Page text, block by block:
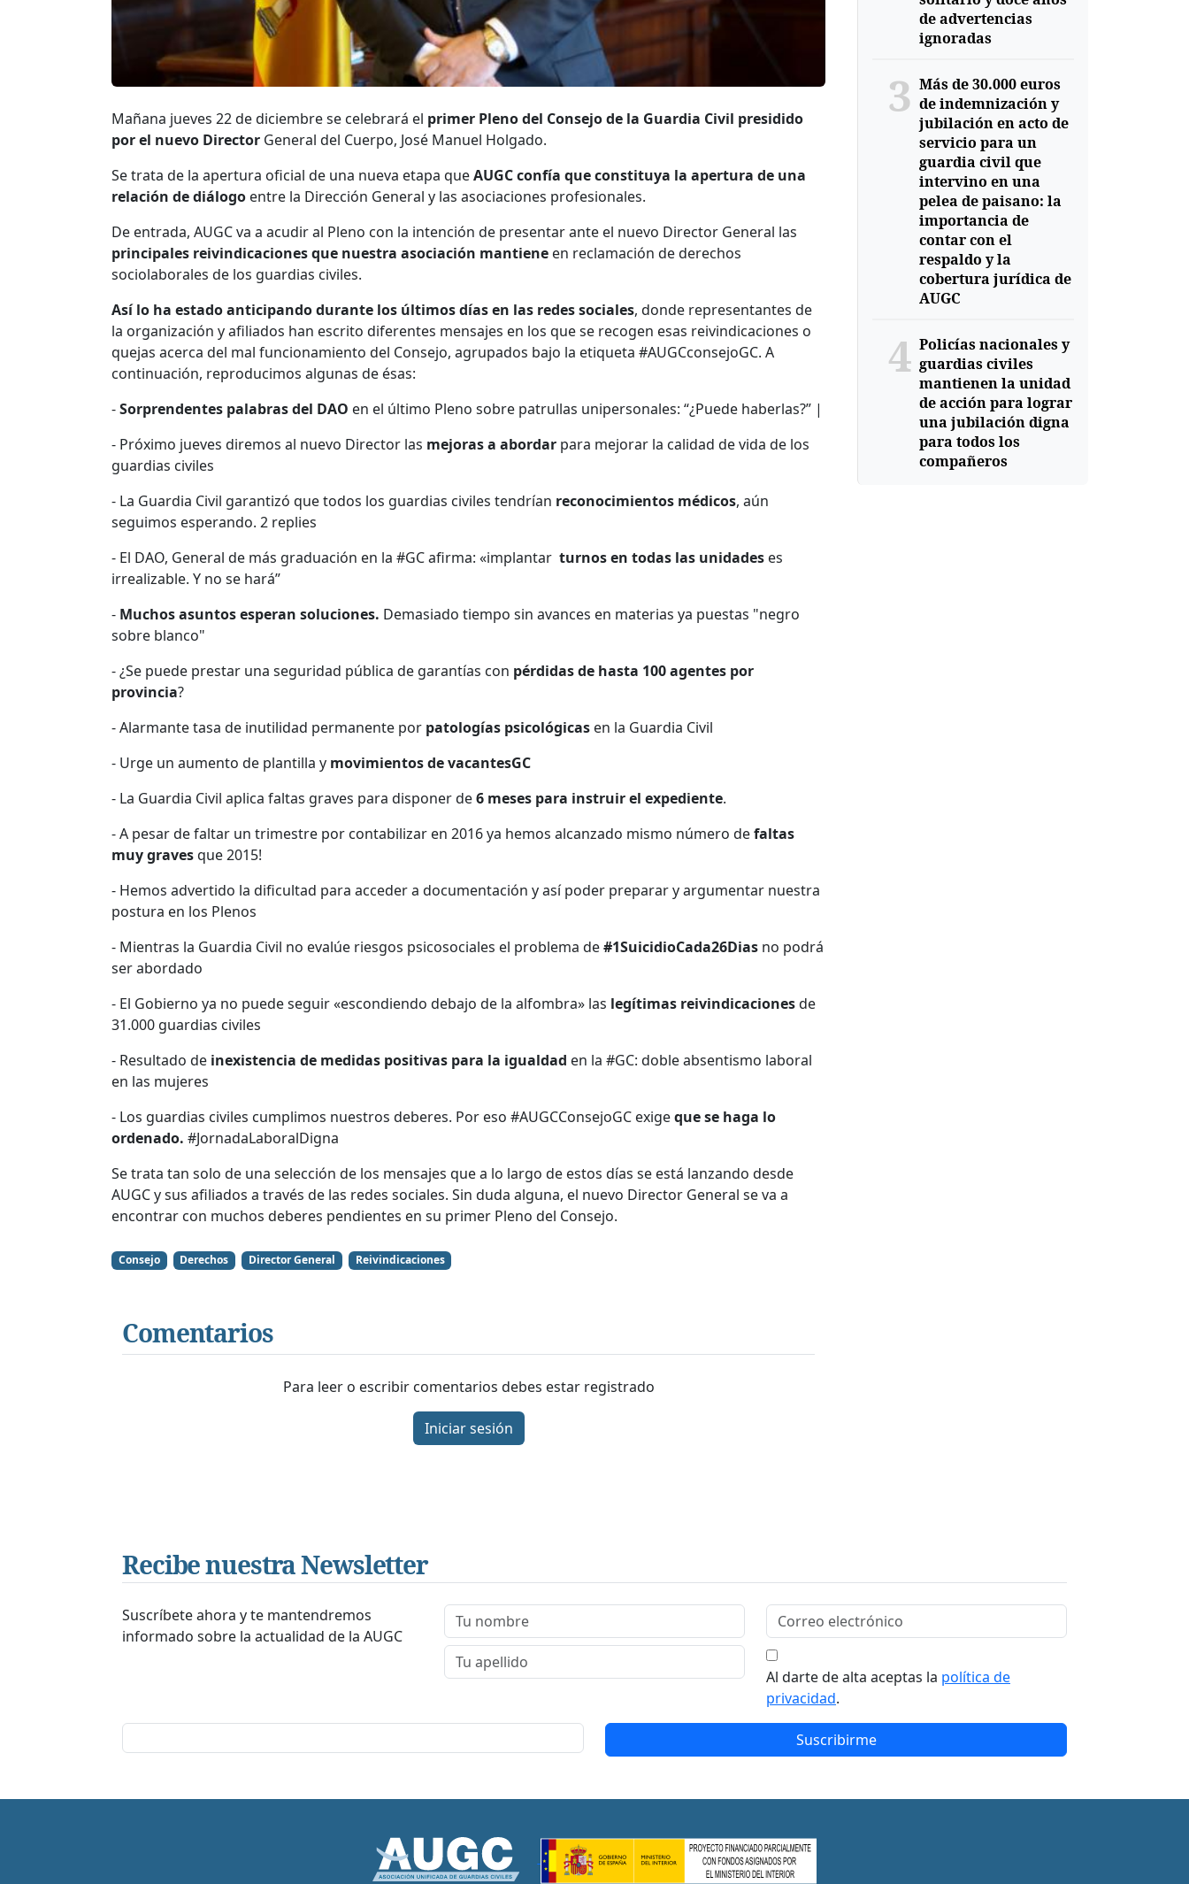
Mañana jueves 22 de diciembre se celebrará el primer Pleno del Consejo de la Guardia Civil presidido
por el nuevo Director General del Cuerpo, José Manuel Holgado.
Se trata de la apertura oficial de una nueva etapa queAUGC confía que constituya la apertura de una
relación de diálogo entre la Dirección General y las asociaciones profesionales.
De entrada, AUGC va a acudir al Pleno con la intención de presentar ante el nuevo Director General las
principales reivindicaciones que nuestra asociación mantiene en reclamación de derechos
sociolaborales de los guardias civiles.
Así lo ha estado anticipando durante los últimos días en las redes sociales, donde representantes de
la organización y afiliados han escrito diferentes mensajes en los que se recogen esas reivindicaciones o
quejas acerca del mal funcionamiento del Consejo, agrupados bajo la etiqueta #AUGCconsejoGC. A
continuación, reproducimos algunas de ésas:
-Sorprendentes palabras del DAO en el último Pleno sobre patrullas unipersonales: “¿Puede haberlas?” |
- Próximo jueves diremos al nuevo Director las mejoras a abordar para mejorar la calidad de vida de los
guardias civiles
- La Guardia Civil garantizó que todos los guardias civiles tendrían reconocimientos médicos, aún
seguimos esperando. 2 replies
- El DAO, General de más graduación en la #GC afirma: «implantar turnos en todas las unidades es
irrealizable. Y no se hará”
- Muchos asuntos esperan soluciones. Demasiado tiempo sin avances en materias ya puestas "negro
sobre blanco"
- ¿Se puede prestar una seguridad pública de garantías con pérdidas de hasta 100 agentes por
provincia?
- Alarmante tasa de inutilidad permanente por patologías psicológicas en la Guardia Civil
- Urge un aumento de plantilla y movimientos de vacantesGC
- La Guardia Civil aplica faltas graves para disponer de6 meses para instruir el expediente.
- A pesar de faltar un trimestre por contabilizar en 2016 ya hemos alcanzado mismo número defaltas
muy gravesque 2015!
- Hemos advertido la dificultad para acceder a documentación y así poder preparar y argumentar nuestra
postura en los Plenos
- Mientras la Guardia Civil no evalúe riesgos psicosociales el problema de#1SuicidioCada26Dias no podrá
ser abordado
- El Gobierno ya no puede seguir «escondiendo debajo de la alfombra» las legítimas reivindicacionesde
31.000 guardias civiles
- Resultado de inexistencia de medidas positivas para la igualdad en la #GC: doble absentismo laboral
en las mujeres
- Los guardias civiles cumplimos nuestros deberes. Por eso #AUGCConsejoGC exigeque se haga lo
ordenado. #JornadaLaboralDigna
Se trata tan solo de una selección de los mensajes que a lo largo de estos días se está lanzando desde
AUGC y sus afiliados a través de las redes sociales. Sin duda alguna, el nuevo Director General se va a
encontrar con muchos deberes pendientes en su primer Pleno del Consejo.
Consejo Derechos Director General Reivindicaciones
Comentarios
Para leer o escribir comentarios debes estar registrado
Iniciar sesión
de advertencias
ignoradas
3 Más de 30.000 euros
de indemnización y
jubilación en acto de
servicio para un
guardia civil que
intervino en una
pelea de paisano: la
importancia de
contar con el
respaldo y la
cobertura jurídica de
AUGC
4 Policías nacionales y
guardias civiles
mantienen la unidad
de acción para lograr
una jubilación digna
para todos los
compañeros
Recibe nuestra Newsletter
Suscríbete ahora y te mantendremos
informado sobre la actualidad de la AUGC
Al darte de alta aceptas la política de
privacidad.
Suscribirme